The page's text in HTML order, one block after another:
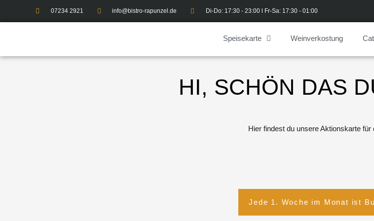
07234 2921 info@bistro-rapunzel.de Di-Do: 17:30 - 23:00 l Fr-Sa: 17:30 - 01:00
Speisekarte Weinverkostung
HI, SCHÖN DAS
Hier findest du unsere Aktionskarte für
Jede 1. Woche im Monat ist